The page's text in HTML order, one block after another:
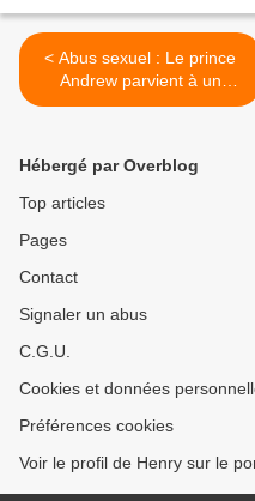
< Abus sexuel : Le prince
Andrew parvient à un
accord financier avec
Hébergé par Overblog
Top articles
Pages
Contact
Signaler un abus
C.G.U.
Cookies et données
Préférences cookies
Voir le profil de Henry sur le